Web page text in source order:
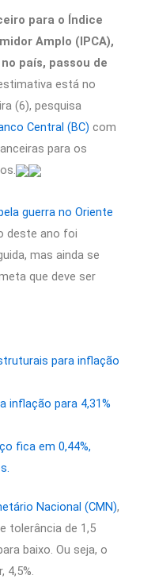
para o Índice
Amplo (IPCA),
país, passou de
está no
(6), pesquisa
Central (BC) com
para os
guerra no Oriente
deste ano foi
mas ainda se
que deve ser
para inflação
inflação para 4,31%
fica em 0,44%,
Nacional (CMN),
tolerância de 1,5
baixo. Ou seja, o
4,5%.